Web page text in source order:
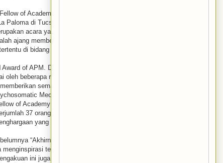
of Academy of
Paloma di Tucson.
acara yang
ajang memberikan
di bidang
of APM. Dalam
beberapa rekan
semangat
Medicine.
of Academy
37 orang tahun
yang
“Akhirnya
teman-
ini juga